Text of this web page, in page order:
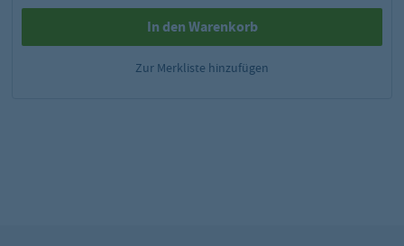
In den Warenkorb
Zur Merkliste hinzufügen